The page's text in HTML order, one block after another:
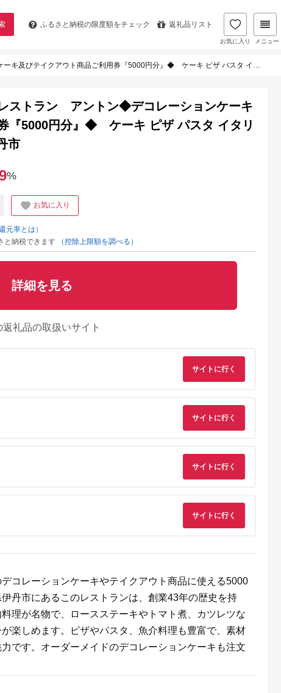
ふるさと納税の限度額をチェック 返礼品リスト
お気に入り メニュー
ト商品ご利用券『5000円分』◆ ケーキ ピザ パスタ イタリアン テイクアウト 兵庫県 伊丹市
大磯町
06 大磯迎
円分）【
大磯名産品
の日 贈答品
品 敬老の日
5.0
169,000円
沖縄県 石垣市
石垣島の自然を満喫！
ティ (利用券 1名様分)
5.0
寄付金額: 50,000 円
北海道 富良野市
北海道富良野市 日本
ーポン90,000円分
5.0
寄付金額:300,000円
長野県 塩尻市
信州健康ランド ギフ
枚） | 信州健康ラン
ケア リラクゼーショ
長野県 塩尻市
寄付金額:
レストラン アントン◆デコレーションケーキ
『5000円分』◆ ケーキ ピザ パスタ イタリ
市
%
お気に入り
還元率とは）
と納税できます
（控除上限額を調べる）
詳細を見る
返礼品の取扱いサイト
サイトに行く
サイトに行く
サイトに行く
サイトに行く
コレーションケーキやテイクアウト商品に使える5000
丹市にあるこのレストランは、創業43年の歴史を持
理が名物で、ロースステーキやトマト煮、カツレツな
楽しめます。ピザやパスタ、魚介料理も豊富で、素材
です。オーダーメイドのデコレーションケーキも注文